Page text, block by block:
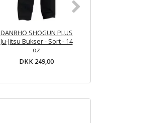
DANRHO SHOGUN PLUS
Ju-Jitsu Bukser - Sort - 14
oz
DKK 249,00